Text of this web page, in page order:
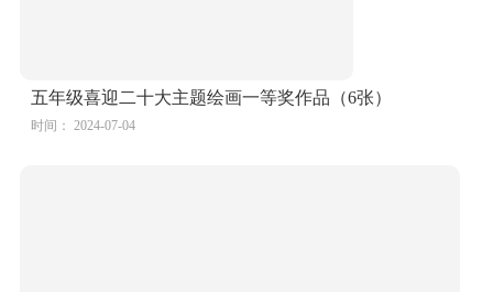
五年级喜迎二十大主题绘画一等奖作品（6张）
时间： 2024-07-04